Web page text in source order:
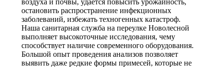
воздуха и почвы, удается повысить урожайность,
остановить распространение инфекционных
заболеваний, избежать техногенных катастроф.
Наша санитарная служба на переулке Новолесной
выполняет высокоточные исследования, чему
способствует наличие современного оборудования.
Большой опыт проведения анализов позволяет
выявить даже редкие формы примесей, которые не